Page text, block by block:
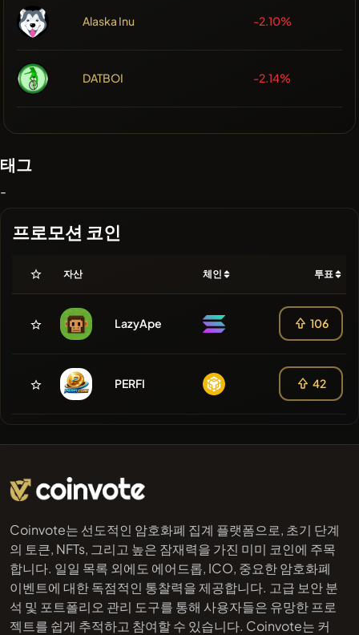
Alaska Inu -2.10%
DATBOI -2.14%
태그
-
프로모션 코인
자산 체인 투표
LazyApe 106
PERFI 42
Coinvote는 선도적인 암호화폐 집계 플랫폼으로, 초기 단계
의 토큰, NFTs, 그리고 높은 잠재력을 가진 미미 코인에 주목
합니다. 일일 목록 외에도 에어드롭, ICO, 중요한 암호화폐
이벤트에 대한 독점적인 통찰력을 제공합니다. 고급 보안 분
석 및 포트폴리오 관리 도구를 통해 사용자들은 유망한 프로
젝트를 쉽게 추적하고 참여할 수 있습니다. Coinvote는 커